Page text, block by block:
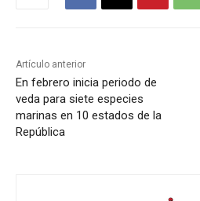
Artículo anterior
En febrero inicia periodo de
veda para siete especies
marinas en 10 estados de la
República